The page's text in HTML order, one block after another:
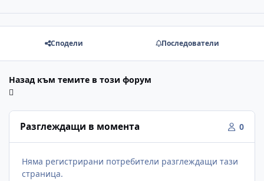
Сподели Последователи
Назад към темите в този форум
Разглеждащи в момента 0
Няма регистрирани потребители разглеждащи тази
страница.